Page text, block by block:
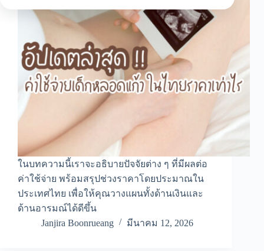
ในบทความนี้เราจะอธิบายปัจจัยต่าง ๆ ที่มีผลต่อ
ค่าใช้จ่าย พร้อมสรุปช่วงราคาโดยประมาณใน
ประเทศไทย เพื่อให้คุณวางแผนทั้งด้านเงินและ
ด้านอารมณ์ได้ดีขึ้น
Janjira Boonrueang
มีนาคม 12, 2026